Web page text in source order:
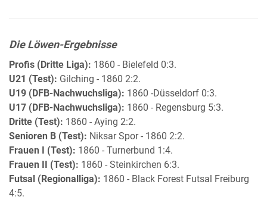
Die Löwen-Ergebnisse
Profis (Dritte Liga): 1860 - Bielefeld 0:3.
U21 (Test): Gilching - 1860 2:2.
U19 (DFB-Nachwuchsliga): 1860 -Düsseldorf 0:3.
U17 (DFB-Nachwuchsliga): 1860 - Regensburg 5:3.
Dritte (Test): 1860 - Aying 2:2.
Senioren B (Test): Niksar Spor - 1860 2:2.
Frauen I (Test): 1860 - Turnerbund 1:4.
Frauen II (Test): 1860 - Steinkirchen 6:3.
Futsal (Regionalliga): 1860 - Black Forest Futsal Freiburg
4:5.